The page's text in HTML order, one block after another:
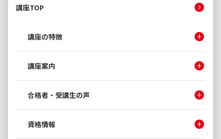
講座TOP
講座の特徴
講座案内
合格者・受講生の声
資格情報